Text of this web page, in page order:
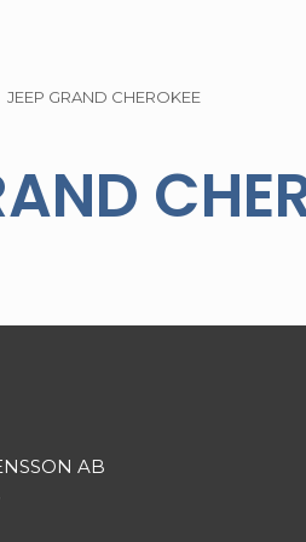
JEEP GRAND CHEROKEE
AB